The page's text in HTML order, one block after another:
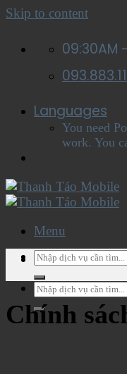
Skip to content
09:30AM
Languages
You need
work. You
Menu
Menu
Chính